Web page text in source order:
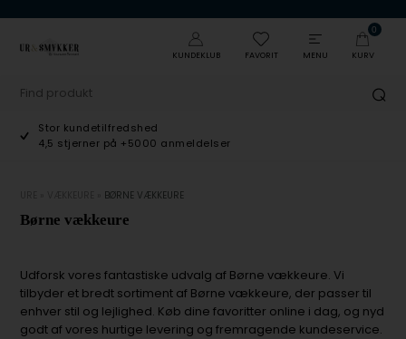
KUNDEKLUB FAVORIT MENU
0
KURV
Stor kundetilfredshed
4,5 stjerner på +5000 anmeldelser
BØRNE VÆKKEURE
Børne vækkeure
Udforsk vores fantastiske udvalg af Børne vækkeure. Vi
tilbyder et bredt sortiment af Børne vækkeure, der passer til
enhver stil og lejlighed. Køb dine favoritter online i dag, og nyd
godt af vores hurtige levering og fremragende kundeservice.